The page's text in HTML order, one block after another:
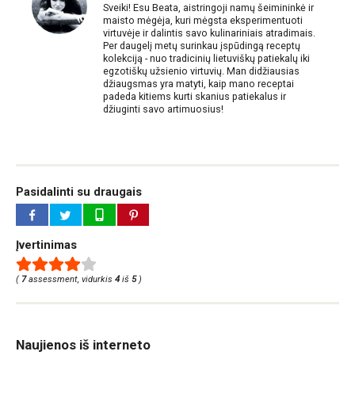
Sveiki! Esu Beata, aistringoji namų šeimininkė ir
maisto mėgėja, kuri mėgsta eksperimentuoti
virtuvėje ir dalintis savo kulinariniais atradimais.
Per daugelį metų surinkau įspūdingą receptų
kolekciją - nuo tradicinių lietuviškų patiekalų iki
egzotiškų užsienio virtuvių. Man didžiausias
džiaugsmas yra matyti, kaip mano receptai
padeda kitiems kurti skanius patiekalus ir
džiuginti savo artimuosius!
Pasidalinti su draugais
Įvertinimas
( 7assessment, vidurkis 4 iš 5)
Naujienos iš interneto